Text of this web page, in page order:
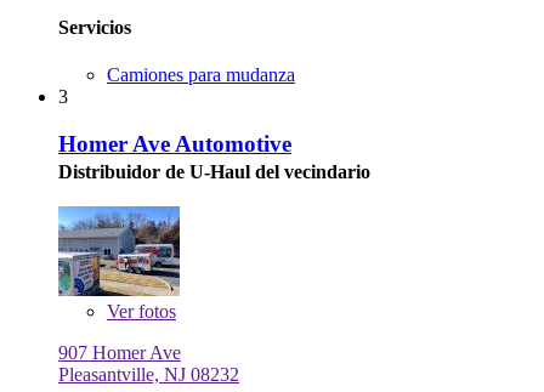
Servicios
Camiones para mudanza
3
Homer Ave Automotive
Distribuidor de U-Haul del vecindario
Verfotos
907 Homer Ave
Pleasantville, NJ 08232